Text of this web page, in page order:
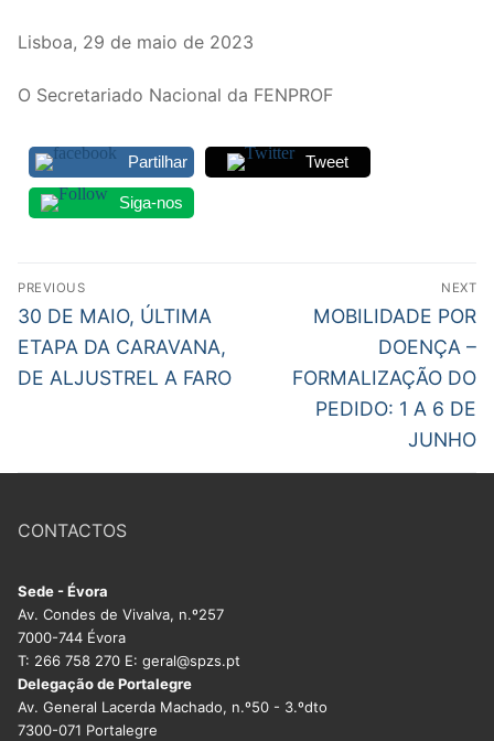
Lisboa, 29 de maio de 2023
O Secretariado Nacional da FENPROF
Partilhar Tweet
Siga-nos
Navegação
de
artigos
PREVIOUS
Previous
post:
30 DE MAIO, ÚLTIMA
ETAPA DA CARAVANA,
DE ALJUSTREL A FARO
NEXT
Next
MOBILIDADE POR
DOENÇA –
FORMALIZAÇÃO DO
PEDIDO: 1 A 6 DE
JUNHO
CONTACTOS
Sede - Évora
Av. Condes de Vivalva, n.º257
7000-744 Évora
T: 266 758 270 E: geral@spzs.pt
Delegação de Portalegre
Av. General Lacerda Machado, n.º50 - 3.ºdto
7300-071 Portalegre